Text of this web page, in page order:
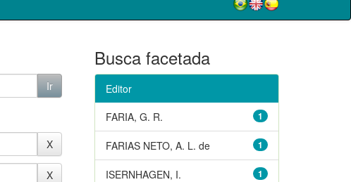
Busca facetada
Editor
1
FARIA, G. R.
1
FARIAS NETO, A. L. de
1
ISERNHAGEN, I.